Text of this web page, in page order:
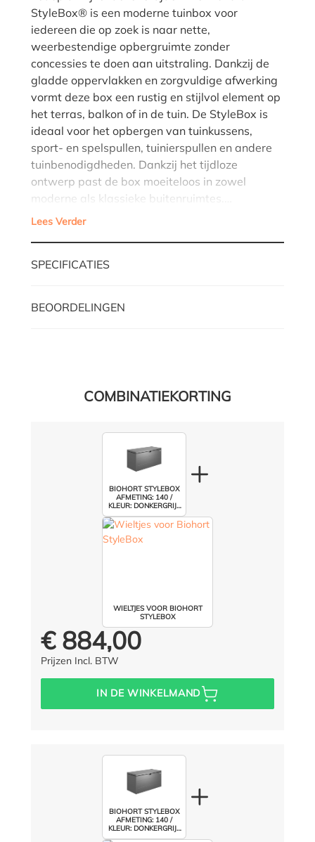
StyleBox® is een moderne tuinbox voor
iedereen die op zoek is naar nette,
weerbestendige opbergruimte zonder
concessies te doen aan uitstraling. Dankzij de
gladde oppervlakken en zorgvuldige afwerking
vormt deze box een rustig en stijlvol element op
het terras, balkon of in de tuin. De StyleBox is
ideaal voor het opbergen van tuinkussens,
sport- en spelspullen, tuinierspullen en andere
tuinbenodigdheden. Dankzij het tijdloze
ontwerp past de box moeiteloos in zowel
moderne als klassieke buitenruimtes.…
Lees Verder
SPECIFICATIES
BEOORDELINGEN
COMBINATIEKORTING
BIOHORT STYLEBOX
AFMETING: 140 /
KLEUR: DONKERGRIJS
METALLIC
WIELTJES VOOR BIOHORT
STYLEBOX
Prijs voor iedereen:
€ 884,00
Prijzen Incl. BTW
IN DE WINKELMAND
BIOHORT STYLEBOX
AFMETING: 140 /
KLEUR: DONKERGRIJS
METALLIC